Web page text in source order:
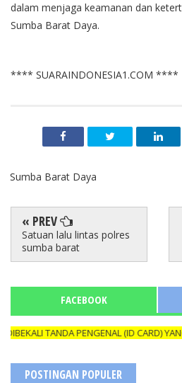
dalam menjaga keamanan dan
Sumba Barat Daya.
**** SUARAINDONESIA1.COM ****
Sumba Barat Daya
« PREV
Satuan lalu lintas polres
sumba barat
FACEBOOK
TANDA PENGENAL (ID CARD)
POSTINGAN POPULER